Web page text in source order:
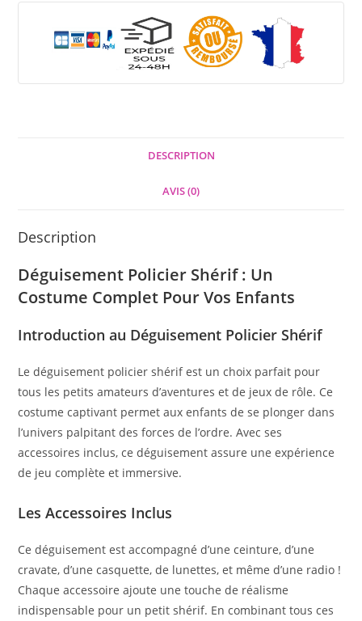
DESCRIPTION
AVIS (0)
Description
Déguisement Policier Shérif : Un
Costume Complet Pour Vos Enfants
Introduction au Déguisement Policier Shérif
Le déguisement policier shérif est un choix parfait pour
tous les petits amateurs d’aventures et de jeux de rôle. Ce
costume captivant permet aux enfants de se plonger dans
l’univers palpitant des forces de l’ordre. Avec ses
accessoires inclus, ce déguisement assure une expérience
de jeu complète et immersive.
Les Accessoires Inclus
Ce déguisement est accompagné d’une ceinture, d’une
cravate, d’une casquette, de lunettes, et même d’une radio !
Chaque accessoire ajoute une touche de réalisme
indispensable pour un petit shérif. En combinant tous ces